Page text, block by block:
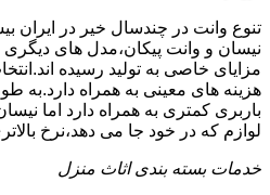
تنوع وانت در چندسال خیر در ایران
نیسان و وانت پیکان،مدل های دیگری
مزایای خاصی به تولید رسیده
هزینه های معینی به همراه دارد.به
باربری کمتری به همراه دارد اما
لوازم که در خود جا می دهد،نرخ
خدمات بسته بندی اثاث منزل